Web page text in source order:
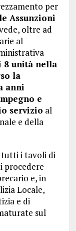
per
Assunzioni
oltre ad
al
8 unità nella
la
anni
e
servizio al
e della
tutti i tavoli di
procedere
e, in
Locale,
e di
sul